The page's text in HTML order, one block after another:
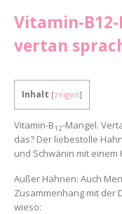
Vitamin-
vertan
Inhalt [zeigen]
Vitamin-B12-Mangel.
das? Der liebestolle
und Schwänin mit einem
Außer Hähnen: Auch
Zusammenhang mit der
wieso: